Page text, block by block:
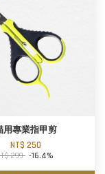
用專業指甲剪
NT$ 250
299 -16.4%